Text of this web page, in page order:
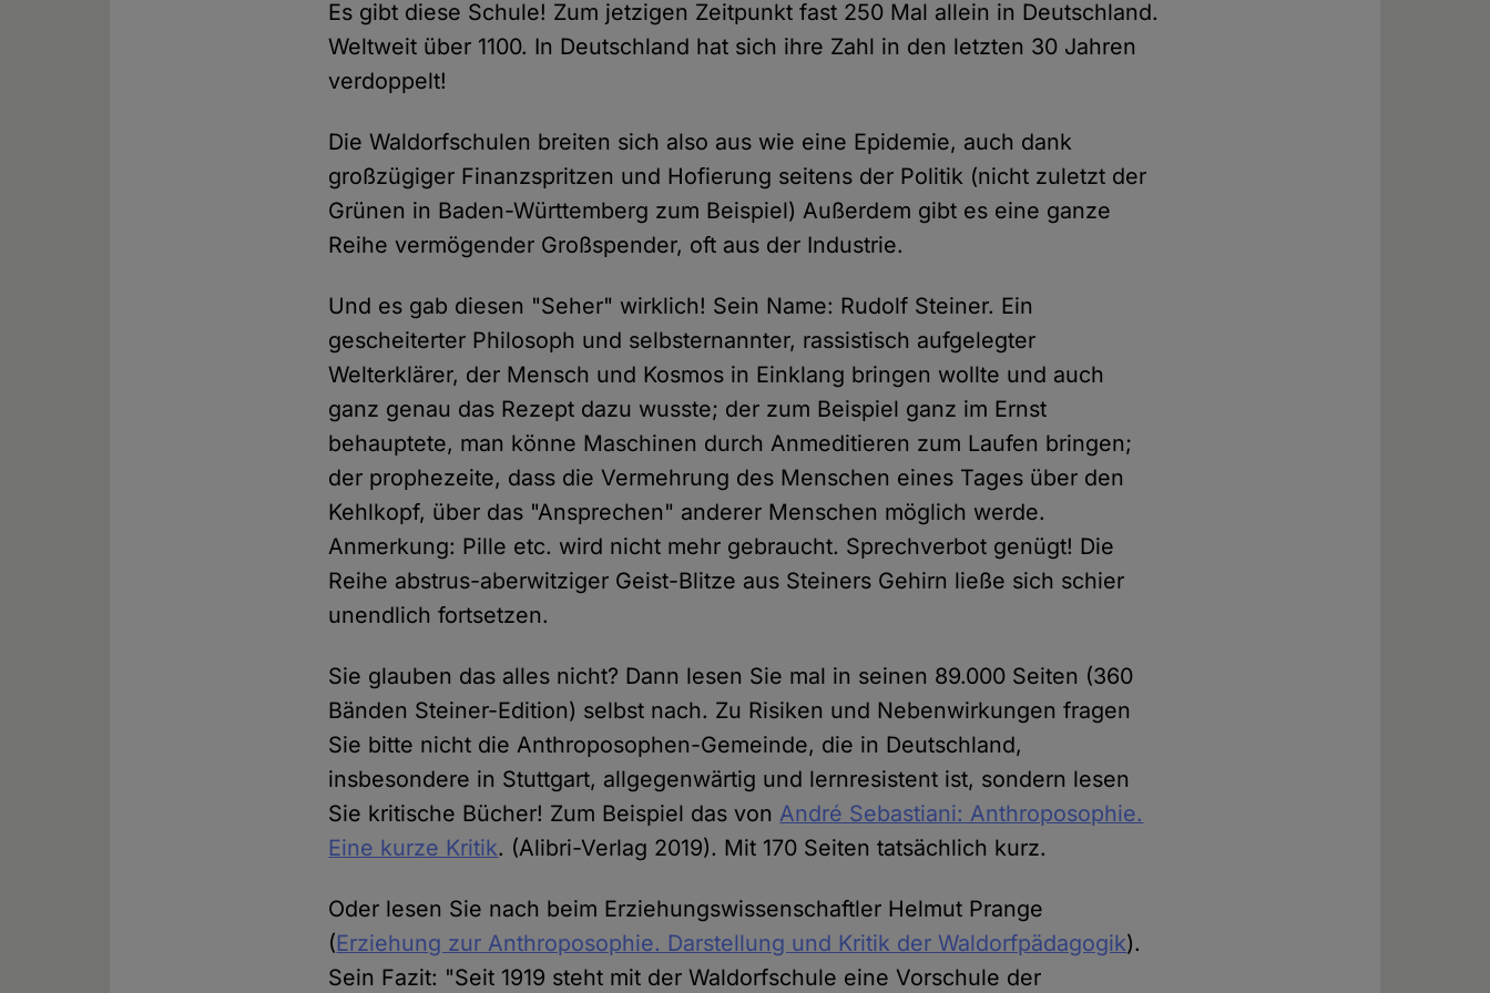
Es gibt diese Schule! Zum jetzigen Zeitpunkt fast 250 Mal allein in Deutschland.
Weltweit über 1100. In Deutschland hat sich ihre Zahl in den letzten 30 Jahren
verdoppelt!
Die Waldorfschulen breiten sich also aus wie eine Epidemie, auch dank
großzügiger Finanzspritzen und Hofierung seitens der Politik (nicht zuletzt der
Grünen in Baden-Württemberg zum Beispiel) Außerdem gibt es eine ganze
Reihe vermögender Großspender, oft aus der Industrie.
Und es gab diesen "Seher" wirklich! Sein Name: Rudolf Steiner. Ein
gescheiterter Philosoph und selbsternannter, rassistisch aufgelegter
Welterklärer, der Mensch und Kosmos in Einklang bringen wollte und auch
ganz genau das Rezept dazu wusste; der zum Beispiel ganz im Ernst
behauptete, man könne Maschinen durch Anmeditieren zum Laufen bringen;
der prophezeite, dass die Vermehrung des Menschen eines Tages über den
Kehlkopf, über das "Ansprechen" anderer Menschen möglich werde.
Anmerkung: Pille etc. wird nicht mehr gebraucht. Sprechverbot genügt! Die
Reihe abstrus-aberwitziger Geist-Blitze aus Steiners Gehirn ließe sich schier
unendlich fortsetzen.
Sie glauben das alles nicht? Dann lesen Sie mal in seinen 89.000 Seiten (360
Bänden Steiner-Edition) selbst nach. Zu Risiken und Nebenwirkungen fragen
Sie bitte nicht die Anthroposophen-Gemeinde, die in Deutschland,
insbesondere in Stuttgart, allgegenwärtig und lernresistent ist, sondern lesen
Sie kritische Bücher! Zum Beispiel das vonAndré Sebastiani: Anthroposophie.
Eine kurze Kritik. (Alibri-Verlag 2019). Mit 170 Seiten tatsächlich kurz.
Oder lesen Sie nach beim Erziehungswissenschaftler Helmut Prange
(Erziehung zur Anthroposophie. Darstellung und Kritik der Waldorfpädagogik).
Sein Fazit: "Seit 1919 steht mit der Waldorfschule eine Vorschule der